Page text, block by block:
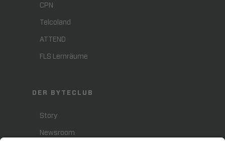
CPN
Telcoland
ATTEND
FLS Lernräume
DER BYTECLUB
Story
Newsroom